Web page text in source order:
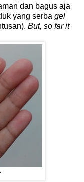
dan bagus aja
yang serba gel
But, so far it